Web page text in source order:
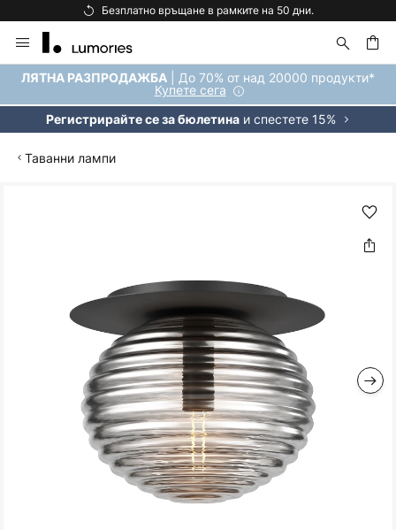
Безплатно връщане в рамките на 50 дни.
Прескачане
към
съдържанието
ЛЯТНА РАЗПРОДАЖБА | До 70% от над 20000 продукти*
Купете сега
Регистрирайте се за бюлетинаи спестете 15%
Таванни лампи
изображенията